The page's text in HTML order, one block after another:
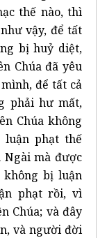
thế nào, thì
vậy, để tất
bị huỷ diệt,
Chúa đã yêu
để tất cả
phải hư mất,
Chúa không
luận phạt thế
Ngài mà được
bị luận
phạt rồi, vì
Chúa; và đây
và người đời